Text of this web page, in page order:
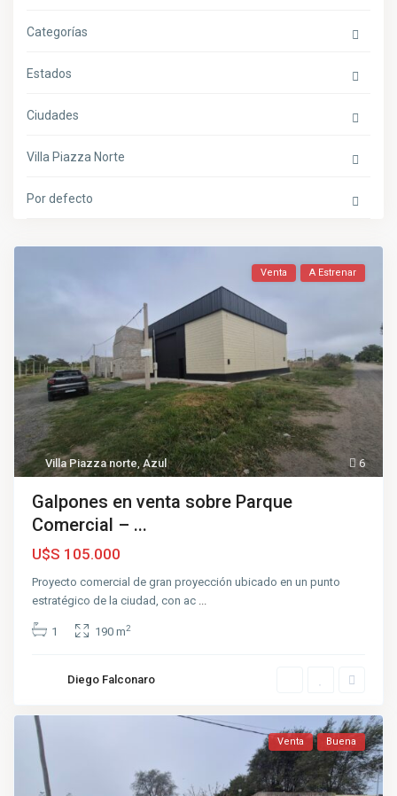
Categorías
Estados
Ciudades
Villa Piazza Norte
Por defecto
6
Villa Piazza norte,Azul
Venta A Estrenar
Galpones en venta sobre Parque
Comercial – ...
U$S 105.000
Proyecto comercial de gran proyección ubicado en un punto
estratégico de la ciudad, con ac
1 190 m2
Diego Falconaro
Venta Buena